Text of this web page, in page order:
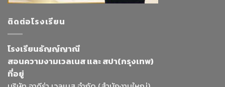
ติดต่อโรงเรียน
โรงเรียนธัญญ์ญาณี
สอนความงามเวลเนส และ สปา(กรุงเทพ)
ที่อยู่